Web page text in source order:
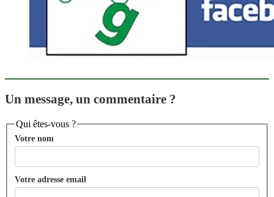
Un message, un commentaire ?
Qui êtes-vous ?
Votre nom
Votre adresse email